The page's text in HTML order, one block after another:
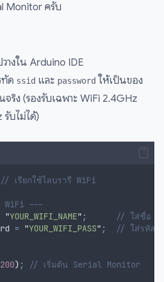
Monitor ครับ
างใน Arduino IDE
ทัด ssid และ password ให้เป็นของ
ริง (รองรับเฉพาะ WiFi 2.4GHz
บไม่ได้)
// เรียกใช้ไลบรารี WiFi
WiFi ---
"YOUR_WIFI_NAME" ;
// ใส่ชื่อ
= "YOUR_WIFI_PASS" ;
// ใส่รหัสผ่
) ; // เริ่มต้น Serial Monitor